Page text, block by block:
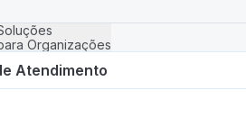
Organizações
Atendimento